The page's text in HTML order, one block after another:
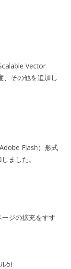
Vector
、その他を追加し
Flash）形式
ました。
ジの拡充をすす
5F